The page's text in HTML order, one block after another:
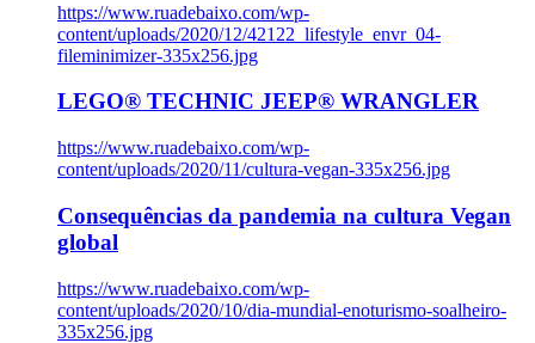
https://www.ruadebaixo.com/wp-
content/uploads/2020/12/42122_lifestyle_envr_04-
fileminimizer-335x256.jpg
LEGO® TECHNIC JEEP® WRANGLER
https://www.ruadebaixo.com/wp-
content/uploads/2020/11/cultura-vegan-335x256.jpg
Consequências da pandemia na cultura Vegan
global
https://www.ruadebaixo.com/wp-
content/uploads/2020/10/dia-mundial-enoturismo-soalheiro-
335x256.jpg